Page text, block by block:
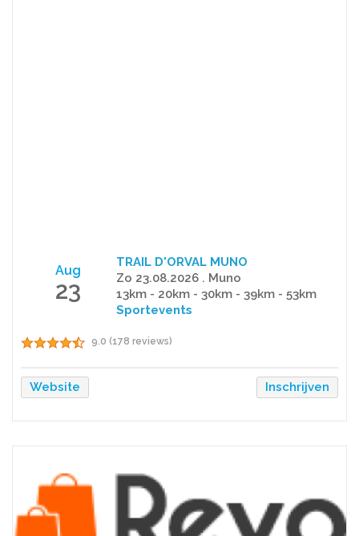
Aug
23
TRAIL D'ORVAL MUNO
Zo 23.08.2026 . Muno
13km - 20km - 30km - 39km - 53km
Sportevents
9.0 (178 reviews)
Website Inschrijven